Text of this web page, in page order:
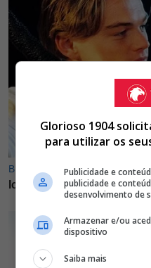
Glorioso 1904
para utilizar os
Publicidade e
publicidade e
desenvolvimento de
Armazenar e/ou
dispositivo
Saiba mais